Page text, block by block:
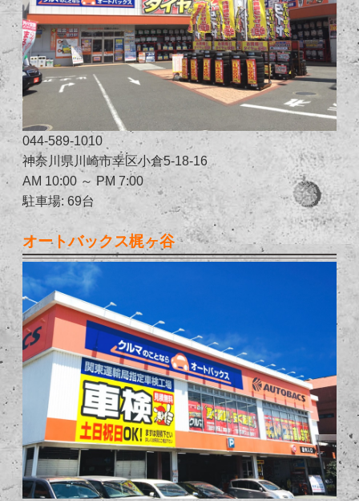
044-589-1010
神奈川県川崎市幸区小倉5-18-16
AM 10:00 ～ PM 7:00
駐車場: 69台
オートバックス梶ヶ谷